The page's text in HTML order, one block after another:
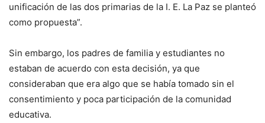
unificación de las dos primarias de la I. E. La Paz se planteó
como propuesta”.
Sin embargo, los padres de familia y estudiantes no
estaban de acuerdo con esta decisión, ya que
consideraban que era algo que se había tomado sin el
consentimiento y poca participación de la comunidad
educativa.